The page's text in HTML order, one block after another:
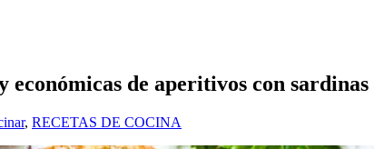
económicas de aperitivos con sardinas
, RECETAS DE COCINA